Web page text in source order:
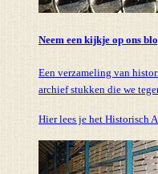
Neem een kijkje op ons
Een verzameling van
archief stukken die we
Hier lees je het Historisch